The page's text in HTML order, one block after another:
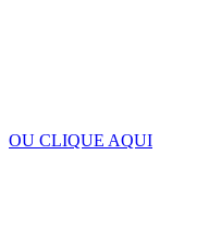
OU CLIQUE AQUI